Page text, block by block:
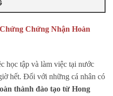
Chứng Nhận Hoàn
học tập và làm việc tại nước
hết. Đối với những cá nhân có
thành đào tạo từ Hong